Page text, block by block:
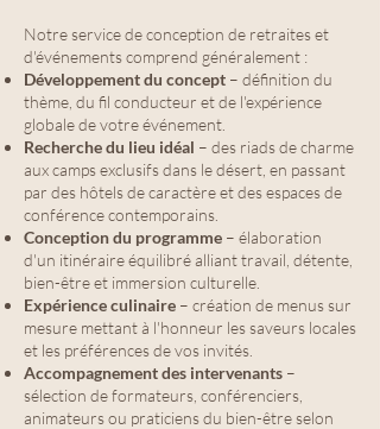
Notre service de conception de retraites et
d'événements comprend généralement :
Développement du concept – définition du
thème, du fil conducteur et de l'expérience
globale de votre événement.
Recherche du lieu idéal – des riads de charme
aux camps exclusifs dans le désert, en passant
par des hôtels de caractère et des espaces de
conférence contemporains.
Conception du programme – élaboration
d'un itinéraire équilibré alliant travail, détente,
bien-être et immersion culturelle.
Expérience culinaire – création de menus sur
mesure mettant à l'honneur les saveurs locales
et les préférences de vos invités.
Accompagnement des intervenants –
sélection de formateurs, conférenciers,
animateurs ou praticiens du bien-être selon